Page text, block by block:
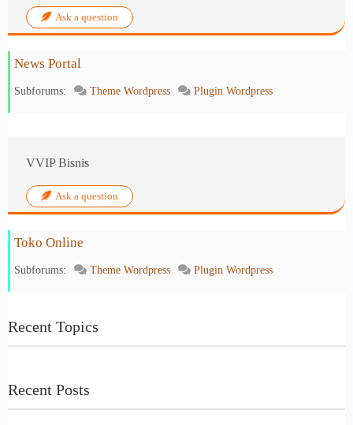
Ask a question
News Portal
Subforums: Theme Wordpress Plugin Wordpress
VVIP Bisnis
Ask a question
Toko Online
Subforums: Theme Wordpress Plugin Wordpress
Recent Topics
Recent Posts